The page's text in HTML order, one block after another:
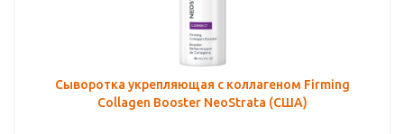
Сыворотка укрепляющая с коллагеном Firming
Collagen Booster NeoStrata (США)